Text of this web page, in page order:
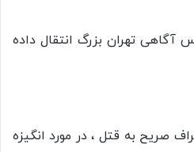
آگاهی تهران بزرگ انتقال داده
صریح به قتل ، در مورد انگیزه